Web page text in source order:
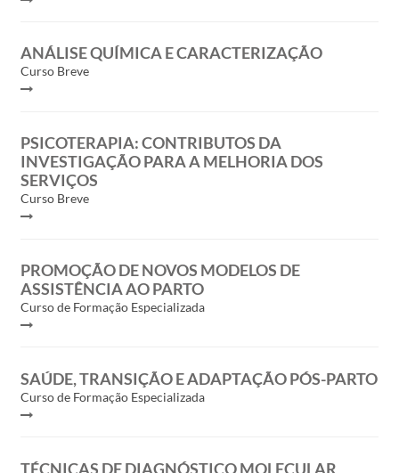
ANÁLISE QUÍMICA E CARACTERIZAÇÃO
Curso Breve
PSICOTERAPIA: CONTRIBUTOS DA
INVESTIGAÇÃO PARA A MELHORIA DOS
SERVIÇOS
Curso Breve
PROMOÇÃO DE NOVOS MODELOS DE
ASSISTÊNCIA AO PARTO
Curso de Formação Especializada
SAÚDE, TRANSIÇÃO E ADAPTAÇÃO PÓS-PARTO
Curso de Formação Especializada
TÉCNICAS DE DIAGNÓSTICO MOLECULAR